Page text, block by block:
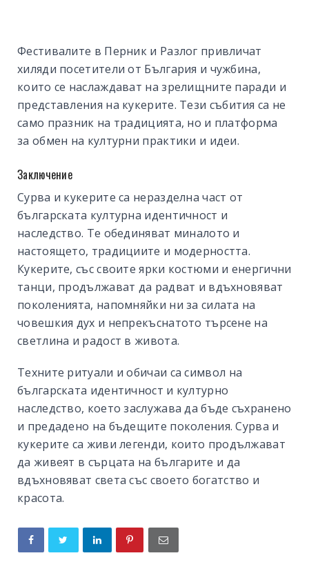
Фестивалите в Перник и Разлог привличат
хиляди посетители от България и чужбина,
които се наслаждават на зрелищните паради и
представления на кукерите. Тези събития са не
само празник на традицията, но и платформа
за обмен на културни практики и идеи.
Заключение
Сурва и кукерите са неразделна част от
българската културна идентичност и
наследство. Те обединяват миналото и
настоящето, традициите и модерността.
Кукерите, със своите ярки костюми и енергични
танци, продължават да радват и вдъхновяват
поколенията, напомняйки ни за силата на
човешкия дух и непрекъснатото търсене на
светлина и радост в живота.
Техните ритуали и обичаи са символ на
българската идентичност и културно
наследство, което заслужава да бъде съхранено
и предадено на бъдещите поколения. Сурва и
кукерите са живи легенди, които продължават
да живеят в сърцата на българите и да
вдъхновяват света със своето богатство и
красота.